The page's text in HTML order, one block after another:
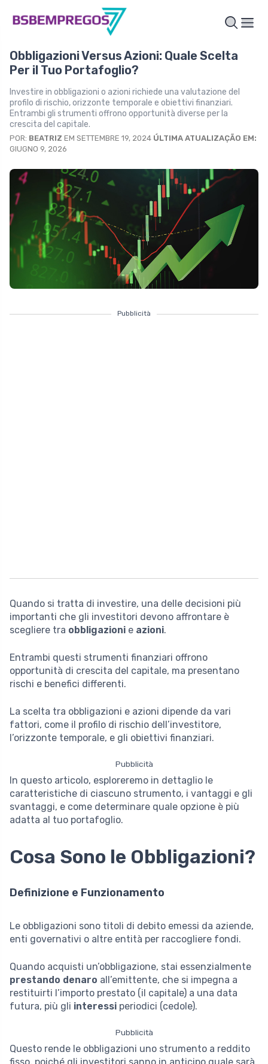
Obbligazioni Versus Azioni: Quale Scelta
Per il Tuo Portafoglio?
Investire in obbligazioni o azioni richiede una valutazione del
profilo di rischio, orizzonte temporale e obiettivi finanziari.
Entrambi gli strumenti offrono opportunità diverse per la
crescita del capitale.
POR: BEATRIZ EM SETTEMBRE 19, 2024 ÚLTIMA ATUALIZAÇÃO EM:
GIUGNO 9, 2026
Pubblicità
Quando si tratta di investire, una delle decisioni più
importanti che gli investitori devono affrontare è
scegliere tra obbligazioni e azioni.
Entrambi questi strumenti finanziari offrono
opportunità di crescita del capitale, ma presentano
rischi e benefici differenti.
La scelta tra obbligazioni e azioni dipende da vari
fattori, come il profilo di rischio dell’investitore,
l’orizzonte temporale, e gli obiettivi finanziari.
Pubblicità
In questo articolo, esploreremo in dettaglio le
caratteristiche di ciascuno strumento, i vantaggi e gli
svantaggi, e come determinare quale opzione è più
adatta al tuo portafoglio.
Cosa Sono le Obbligazioni?
Definizione e Funzionamento
Le obbligazioni sono titoli di debito emessi da aziende,
enti governativi o altre entità per raccogliere fondi.
Quando acquisti un’obbligazione, stai essenzialmente
prestando denaro all’emittente, che si impegna a
restituirti l’importo prestato (il capitale) a una data
futura, più gli interessi periodici (cedole).
Pubblicità
Questo rende le obbligazioni uno strumento a reddito